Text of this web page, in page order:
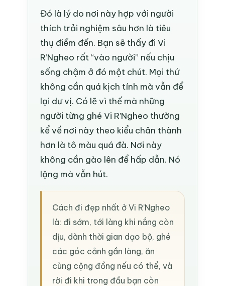
Đó là lý do nơi này hợp với người
thích trải nghiệm sâu hơn là tiêu
thụ điểm đến. Bạn sẽ thấy đi Vi
R’Ngheo rất “vào người” nếu chịu
sống chậm ở đó một chút. Mọi thứ
không cần quá kịch tính mà vẫn để
lại dư vị. Có lẽ vì thế mà những
người từng ghé Vi R’Ngheo thường
kể về nơi này theo kiểu chân thành
hơn là tô màu quá đà. Nơi này
không cần gào lên để hấp dẫn. Nó
lặng mà vẫn hút.
Cách đi đẹp nhất ở Vi R’Ngheo
là: đi sớm, tới làng khi nắng còn
dịu, dành thời gian dạo bộ, ghé
các góc cảnh gần làng, ăn
cùng cộng đồng nếu có thể, và
rời đi khi trong đầu bạn còn